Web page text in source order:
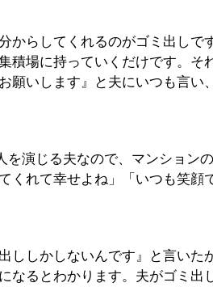
からしてくれるのがゴミ出し
積場に持っていくだけです。そ
願いします』と夫にいつも言
を演じる夫なので、マンション
くれて幸せよね」「いつも笑顔
ししかしないんです』と言い
なるとわかります。夫がゴミ出